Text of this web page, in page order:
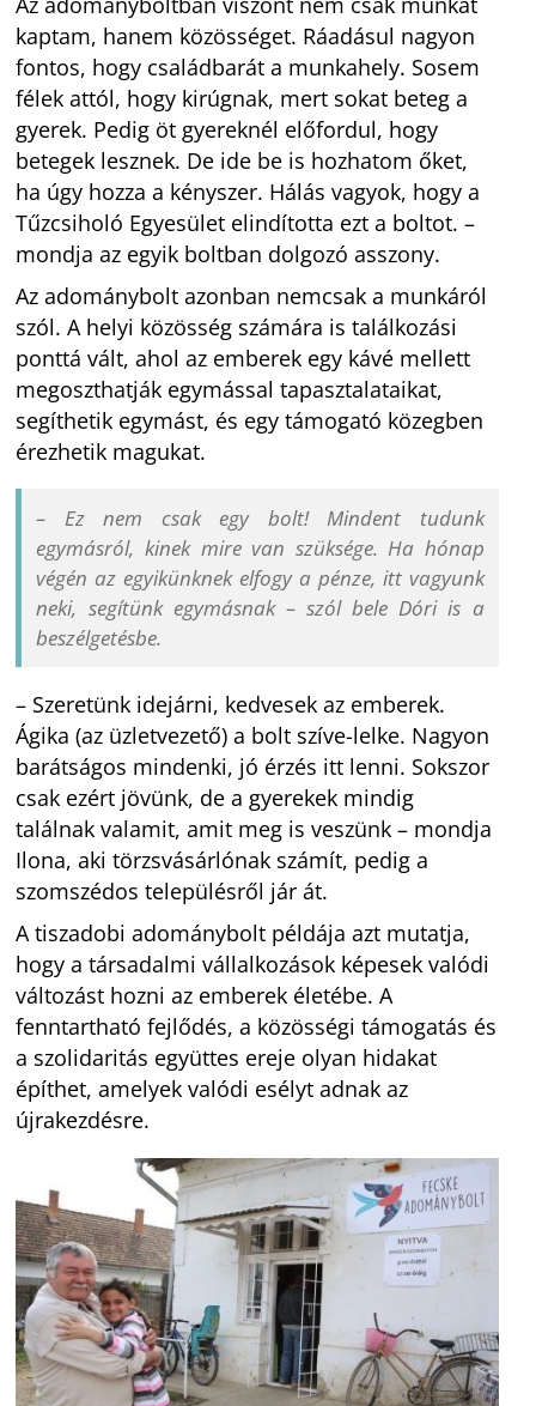
kaptam, hanem közösséget. Ráadásul nagyon
fontos, hogy családbarát a munkahely. Sosem
félek attól, hogy kirúgnak, mert sokat beteg a
gyerek. Pedig öt gyereknél előfordul, hogy
betegek lesznek. De ide be is hozhatom őket,
ha úgy hozza a kényszer. Hálás vagyok, hogy a
Tűzcsiholó Egyesület elindította ezt a boltot. –
mondja az egyik boltban dolgozó asszony.
Az adománybolt azonban nemcsak a munkáról
szól. A helyi közösség számára is találkozási
ponttá vált, ahol az emberek egy kávé mellett
megoszthatják egymással tapasztalataikat,
segíthetik egymást, és egy támogató közegben
érezhetik magukat.
– Ez nem csak egy bolt! Mindent tudunk
egymásról, kinek mire van szüksége. Ha hónap
végén az egyikünknek elfogy a pénze, itt vagyunk
neki, segítünk egymásnak – szól bele Dóri is a
beszélgetésbe.
– Szeretünk idejárni, kedvesek az emberek.
Ágika (az üzletvezető) a bolt szíve-lelke. Nagyon
barátságos mindenki, jó érzés itt lenni. Sokszor
csak ezért jövünk, de a gyerekek mindig
találnak valamit, amit meg is veszünk – mondja
Ilona, aki törzsvásárlónak számít, pedig a
szomszédos településről jár át.
A tiszadobi adománybolt példája azt mutatja,
hogy a társadalmi vállalkozások képesek valódi
változást hozni az emberek életébe. A
fenntartható fejlődés, a közösségi támogatás és
a szolidaritás együttes ereje olyan hidakat
építhet, amelyek valódi esélyt adnak az
újrakezdésre.